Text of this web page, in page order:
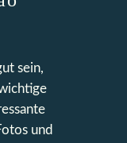
sein,
und